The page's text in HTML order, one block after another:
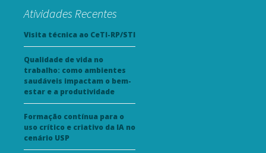
Atividades Recentes
Visita técnica ao CeTI-RP/STI
Qualidade de vida no
trabalho: como ambientes
saudáveis impactam o bem-
estar e a produtividade
Formação contínua para o
uso crítico e criativo da IA no
cenário USP